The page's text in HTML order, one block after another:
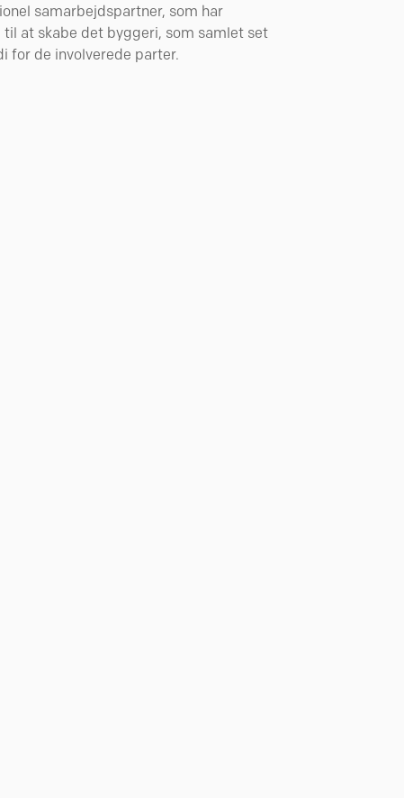
samarbejdspartner, som har
til at skabe det byggeri, som samlet set
for de involverede parter.